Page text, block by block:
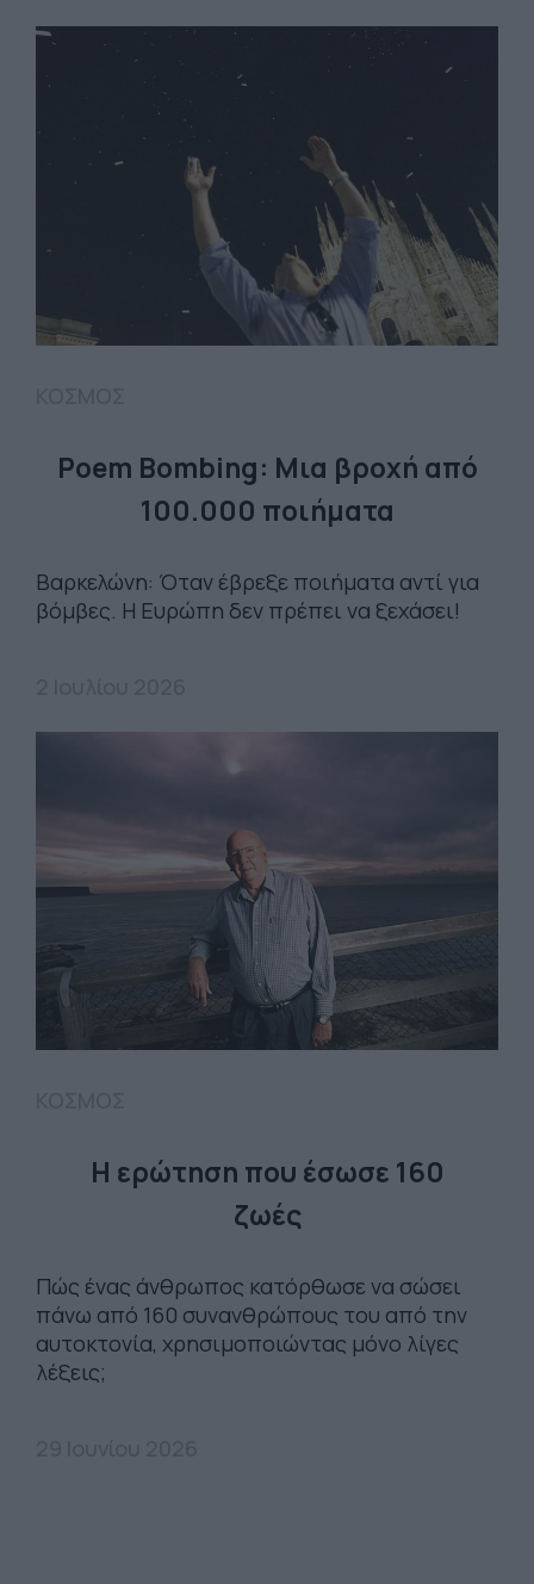
Poem Bombing: Mια βροχή από
100.000 ποιήματα
Βαρκελώνη: Όταν έβρεξε ποιήματα αντί για
βόμβες. Η Ευρώπη δεν πρέπει να ξεχάσει!
Η ερώτηση που έσωσε 160
ζωές
Πώς ένας άνθρωπος κατόρθωσε να σώσει
πάνω από 160 συνανθρώπους του από την
αυτοκτονία, χρησιμοποιώντας μόνο λίγες
λέξεις;